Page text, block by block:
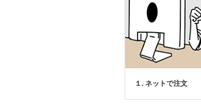
１. ネットで注文